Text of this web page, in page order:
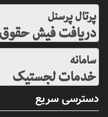
دسترسی سریع